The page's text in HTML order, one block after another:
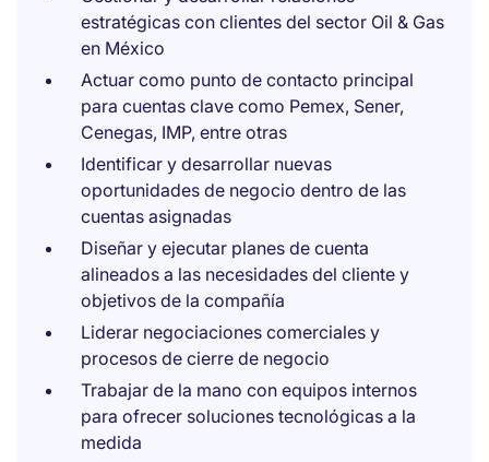
estratégicas con clientes del sector Oil & Gas
en México
Actuar como punto de contacto principal
para cuentas clave como Pemex, Sener,
Cenegas, IMP, entre otras
Identificar y desarrollar nuevas
oportunidades de negocio dentro de las
cuentas asignadas
Diseñar y ejecutar planes de cuenta
alineados a las necesidades del cliente y
objetivos de la compañía
Liderar negociaciones comerciales y
procesos de cierre de negocio
Trabajar de la mano con equipos internos
para ofrecer soluciones tecnológicas a la
medida